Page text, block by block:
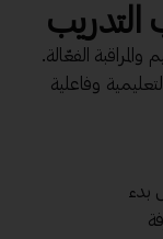
التدريب
الفعّالة.
وفاعلية
بدء